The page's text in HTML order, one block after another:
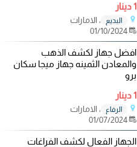
1 دينار
البديع
، الامارات
01/10/2024
افضل جهاز لكشف الذهب
والمعادن الثمينه جهاز ميجا سكان
برو
1 دينار
الرفاع
، الامارات
01/07/2024
الجهاز الفعال لكشف الفراغات